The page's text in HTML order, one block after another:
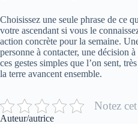
Choisissez une seule phrase de ce
votre ascendant si vous le
action concrète pour la semaine.
personne à contacter, une décision
ces gestes simples que l’on sent,
la terre avancent ensemble.
Notez
Auteur/autrice